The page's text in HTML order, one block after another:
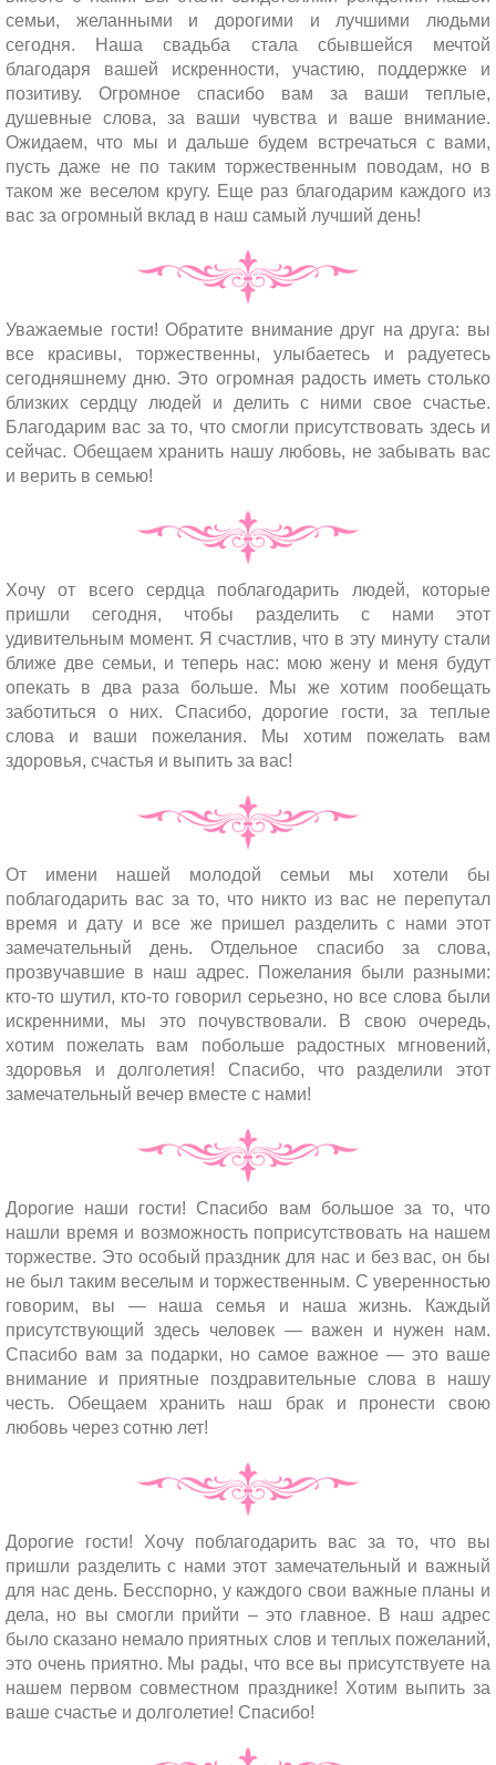
семьи, желанными и дорогими и лучшими людьми
сегодня. Наша свадьба стала сбывшейся мечтой
благодаря вашей искренности, участию, поддержке и
позитиву. Огромное спасибо вам за ваши теплые,
душевные слова, за ваши чувства и ваше внимание.
Ожидаем, что мы и дальше будем встречаться с вами,
пусть даже не по таким торжественным поводам, но в
таком же веселом кругу. Еще раз благодарим каждого из
вас за огромный вклад в наш самый лучший день!
Уважаемые гости! Обратите внимание друг на друга: вы
все красивы, торжественны, улыбаетесь и радуетесь
сегодняшнему дню. Это огромная радость иметь столько
близких сердцу людей и делить с ними свое счастье.
Благодарим вас за то, что смогли присутствовать здесь и
сейчас. Обещаем хранить нашу любовь, не забывать вас
и верить в семью!
Хочу от всего сердца поблагодарить людей, которые
пришли сегодня, чтобы разделить с нами этот
удивительным момент. Я счастлив, что в эту минуту стали
ближе две семьи, и теперь нас: мою жену и меня будут
опекать в два раза больше. Мы же хотим пообещать
заботиться о них. Спасибо, дорогие гости, за теплые
слова и ваши пожелания. Мы хотим пожелать вам
здоровья, счастья и выпить за вас!
От имени нашей молодой семьи мы хотели бы
поблагодарить вас за то, что никто из вас не перепутал
время и дату и все же пришел разделить с нами этот
замечательный день. Отдельное спасибо за слова,
прозвучавшие в наш адрес. Пожелания были разными:
кто-то шутил, кто-то говорил серьезно, но все слова были
искренними, мы это почувствовали. В свою очередь,
хотим пожелать вам побольше радостных мгновений,
здоровья и долголетия! Спасибо, что разделили этот
замечательный вечер вместе с нами!
Дорогие наши гости! Спасибо вам большое за то, что
нашли время и возможность поприсутствовать на нашем
торжестве. Это особый праздник для нас и без вас, он бы
не был таким веселым и торжественным. С уверенностью
говорим, вы — наша семья и наша жизнь. Каждый
присутствующий здесь человек — важен и нужен нам.
Спасибо вам за подарки, но самое важное — это ваше
внимание и приятные поздравительные слова в нашу
честь. Обещаем хранить наш брак и пронести свою
любовь через сотню лет!
Дорогие гости! Хочу поблагодарить вас за то, что вы
пришли разделить с нами этот замечательный и важный
для нас день. Бесспорно, у каждого свои важные планы и
дела, но вы смогли прийти – это главное. В наш адрес
было сказано немало приятных слов и теплых пожеланий,
это очень приятно. Мы рады, что все вы присутствуете на
нашем первом совместном празднике! Хотим выпить за
ваше счастье и долголетие! Спасибо!